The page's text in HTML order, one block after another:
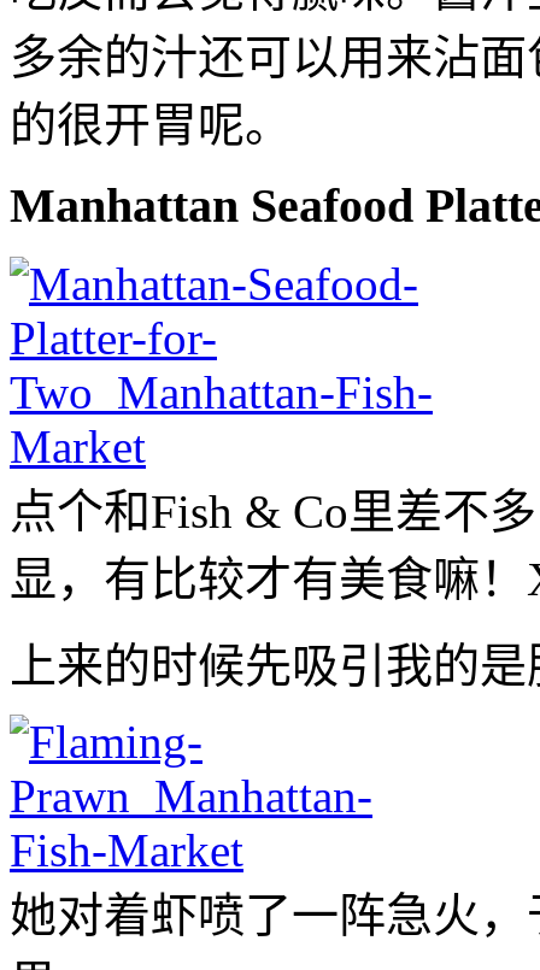
多余的汁还可以用来沾
的很开胃呢。
Manhattan Seafood
点个和Fish & Co里差不
显，有比较才有美食嘛
上来的时候先吸引我的
她对着虾喷了一阵急火